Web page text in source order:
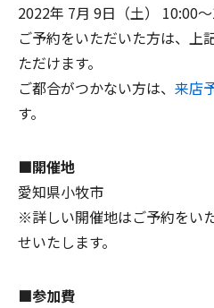
2022年 7月 9日（土） 10:00
ご予約をいただいた方は、上
ただけます。
ご都合がつかない方は、 来店
す。
■開催地
愛知県小牧市
※詳しい開催地はご予約をい
せいたします。
■参加費